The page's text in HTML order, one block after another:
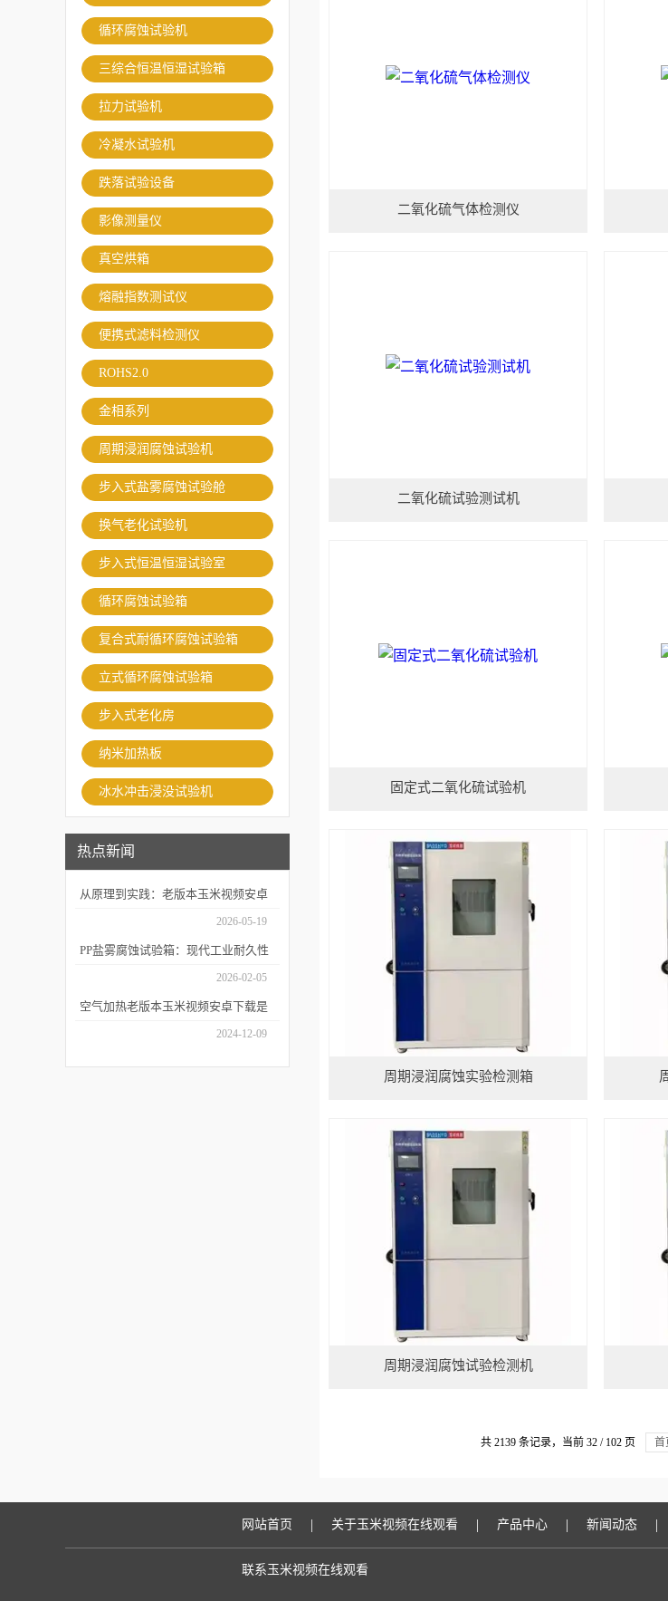
循环腐蚀试验机
三综合恒温恒湿试验箱
拉力试验机
冷凝水试验机
跌落试验设备
影像测量仪
真空烘箱
熔融指数测试仪
便携式滤料检测仪
ROHS2.0
金相系列
周期浸润腐蚀试验机
步入式盐雾腐蚀试验舱
换气老化试验机
步入式恒温恒湿试验室
循环腐蚀试验箱
复合式耐循环腐蚀试验箱
立式循环腐蚀试验箱
步入式老化房
纳米加热板
冰水冲击浸没试验机
热点新闻
从原理到实践：老版本玉米视频安卓
下载如何精准模拟海洋腐蚀环境？
2026-05-19
PP盐雾腐蚀试验箱：现代工业耐久性
2026-02-05
空气加热老版本玉米视频安卓下载是
2024-12-09
二氧化硫气体检测仪
二氧化硫试验测试机
固定式二氧化硫试验机
周期浸润腐蚀实验检测箱
周期浸润腐蚀试验检测机
共 2139 条记录，当前 32 / 102 页 首
网站首页 | 关于玉米视频在线观看 | 产品中心 | 新闻动态 |
联系玉米视频在线观看